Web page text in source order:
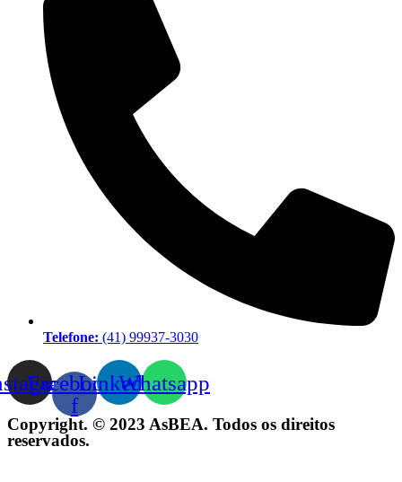
Telefone: (41) 99937-3030
Facebook-
f
LinkedinWhatsapp
Copyright. © 2023 AsBEA. Todos os direitos
reservados.